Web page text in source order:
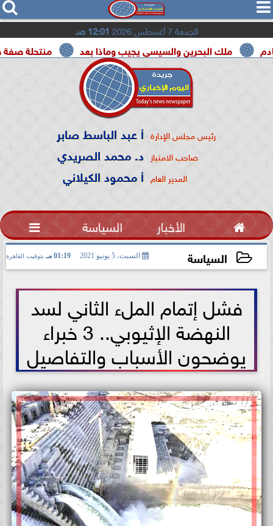
  
الجمعة 7 أغسطس 2026 12:01 صـ
منتحلة صفة صحفية والسيسي يجيب وماذا بعد
رئيس مجلس الإدارة أ عبد الباسط صابر
صاحب الامتياز د. محمد الصريدي
المدير العام أ محمود الكيلاني
 الأخبار السياسة 
السياسة السبت، 5 يونيو 2021 01:19 مـ بتوقيت القاهرة
فشل إتمام الملء الثاني لسد
النهضة الإثيوبي.. 3 خبراء
يوضحون الأسباب والتفاصيل